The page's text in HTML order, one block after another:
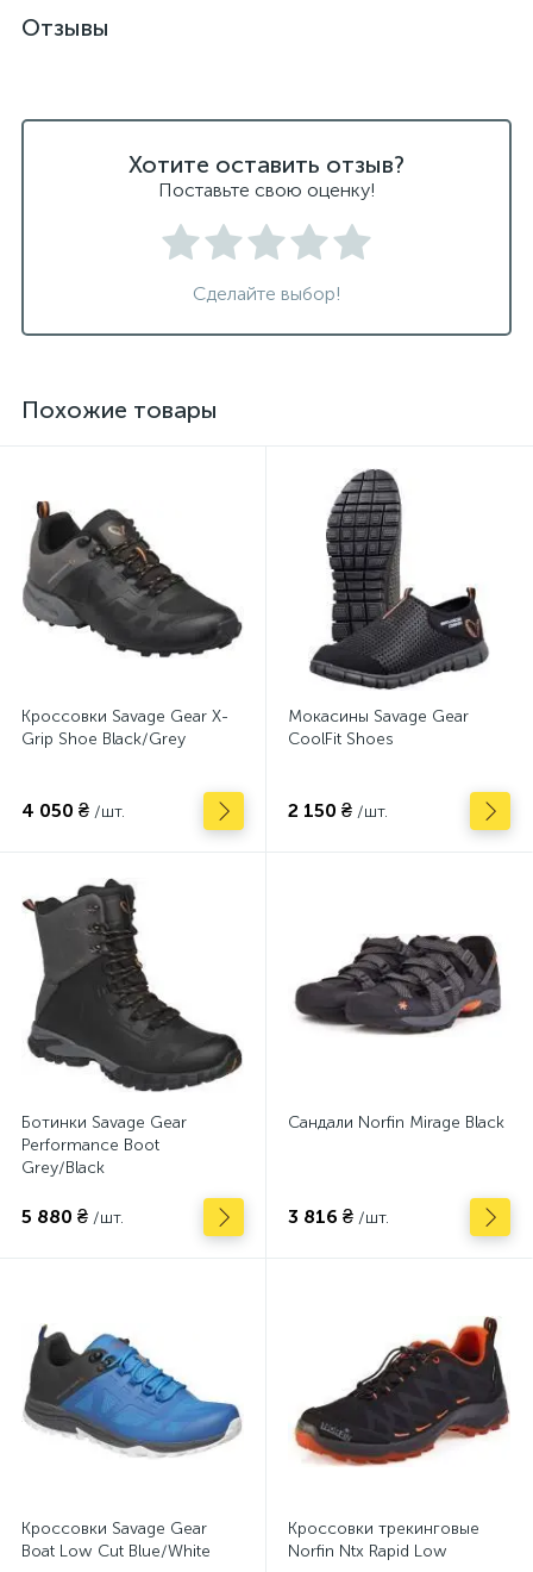
Отзывы
Хотите оставить отзыв?
Поставьте свою оценку!
Сделайте выбор!
Похожие товары
Кроссовки Savage Gear X-
Grip Shoe Black/Grey
4 050 ₴ /шт.
Мокасины Savage Gear
CoolFit Shoes
2 150 ₴ /шт.
Ботинки Savage Gear
Performance Boot
Grey/Black
5 880 ₴ /шт.
Сандали Norfin Mirage Black
3 816 ₴ /шт.
Кроссовки Savage Gear
Boat Low Cut Blue/White
Кроссовки трекинговые
Norfin Ntx Rapid Low